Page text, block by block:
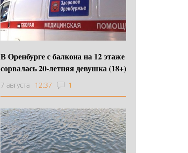
В Оренбурге с балкона на 12 этаже
сорвалась 20-летняя девушка (18+)
7 августа 12:37 1